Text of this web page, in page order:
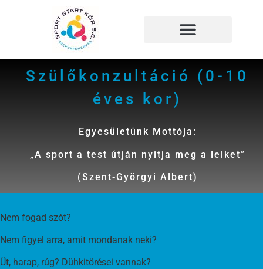
Szülőkonzultáció (0-10
éves kor)
Egyesületünk Mottója:
„A sport a test útján nyitja meg a lelket”
(Szent-Györgyi Albert)
Nem fogad szót?
Nem figyel arra, amit mondanak neki?
Üt, harap, rúg? Dühkitörései vannak?